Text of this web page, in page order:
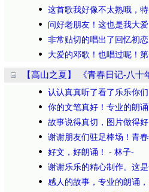
这首歌我好像不太熟哦，
问好老朋友！这也是我大
非常贴切的唱出了回忆初
大爱的邓歌！也唱过呢！
【高山之夏】 《青春日记-八
认认真真听了看了乐乐你
你的文笔真好！专业的朗
故事说得真切，图片做得
谢谢朋友们驻足棒场！青
好文，好朗诵！
- 林子-
谢谢乐乐的精心制作。这
感人的故事，专业的朗诵，